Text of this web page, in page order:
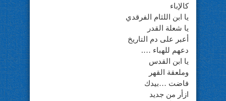
كالإباء
يا ابن اللثام الفرقدي
يا شعلة القدر
أعبر على دم التاريخ
دعهم للهباء ….
يا ابن القدس
وملعقة القهر
فاضت …بيدك
ازأر من جديد